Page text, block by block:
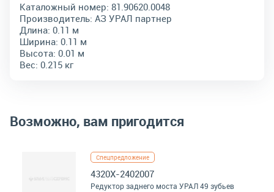
Каталожный номер: 81.90620.0048
Производитель: АЗ УРАЛ партнер
Длина: 0.11 м
Ширина: 0.11 м
Высота: 0.01 м
Вес: 0.215 кг
Возможно, вам пригодится
Спецпредложение
4320Х-2402007
Редуктор заднего моста УРАЛ 49 зубьев